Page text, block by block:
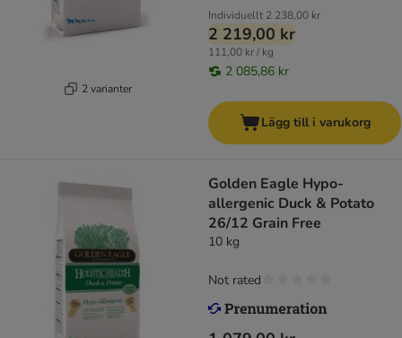
2 varianter
Individuellt 2 238,00 kr
2 219,00 kr
111,00 kr / kg
2 085,86 kr
Lägg till i varukorg
Golden Eagle Hypo-
allergenic Duck & Potato
26/12 Grain Free
10 kg
Not rated